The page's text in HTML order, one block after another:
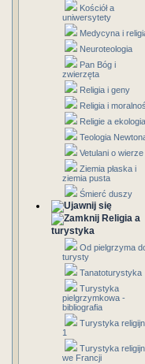
Kościół a
uniwersytety
Medycyna i
Neuroteologia
Pan Bóg i
zwierzęta
Religia i geny
Religia i
Religie a ekologia
Teologia
Vetulani o wierze
Ziemia płaska i
ziemia pusta
Śmierć duszy
Religia a
turystyka
Od pielgrzyma
turysty
Tanatoturystyka
Turystyka
pielgrzymkowa -
bibliografia
Turystyka
1
Turystyka
we Francji